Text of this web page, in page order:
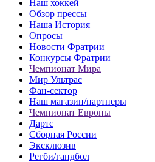
Наш хоккей
Обзор прессы
Наша История
Опросы
Новости Фратрии
Конкурсы Фратрии
Чемпионат Мира
Мир Ультрас
Фан-cектор
Наш магазин/партнеры
Чемпионат Европы
Дартс
Сборная России
Эксклюзив
Регби/гандбол